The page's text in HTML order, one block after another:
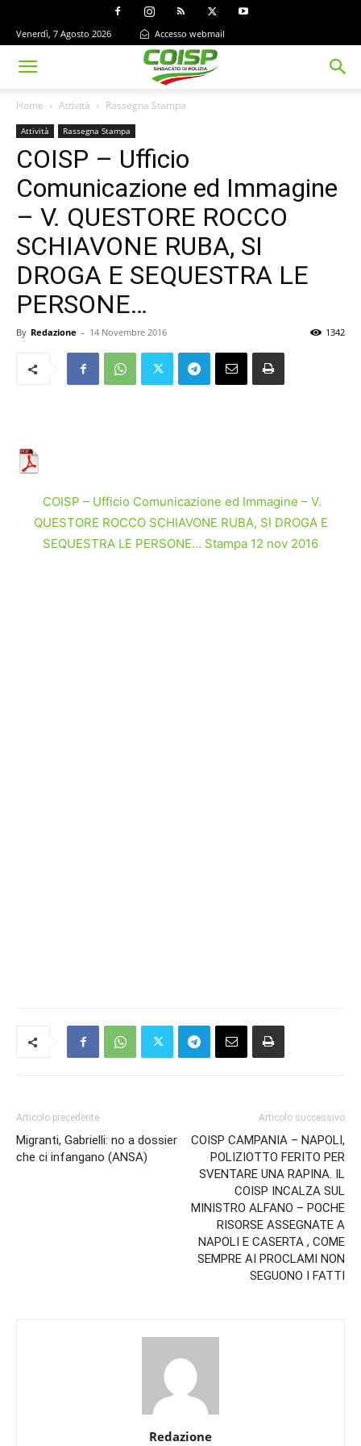
Venerdì, 7 Agosto 2026 Accesso webmail
Home Attività Rassegna Stampa
Attività Rassegna Stampa
COISP – Ufficio
Comunicazione ed Immagine
– V. QUESTORE ROCCO
SCHIAVONE RUBA, SI
DROGA E SEQUESTRA LE
PERSONE…
By Redazione - 14 Novembre 2016 1342
COISP – Ufficio Comunicazione ed Immagine – V.
QUESTORE ROCCO SCHIAVONE RUBA, SI DROGA E
SEQUESTRA LE PERSONE… Stampa 12 nov 2016
Articolo precedente
Migranti, Gabrielli: no a dossier
che ci infangano (ANSA)
Articolo successivo
COISP CAMPANIA – NAPOLI,
POLIZIOTTO FERITO PER
SVENTARE UNA RAPINA. IL
COISP INCALZA SUL
MINISTRO ALFANO – POCHE
RISORSE ASSEGNATE A
NAPOLI E CASERTA , COME
SEMPRE AI PROCLAMI NON
SEGUONO I FATTI
Redazione